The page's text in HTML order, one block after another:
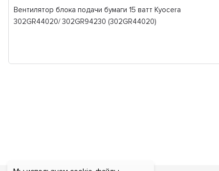
Вентилятор блока подачи бумаги 15 ватт Kyocera
302GR44020/ 302GR94230 (302GR44020)